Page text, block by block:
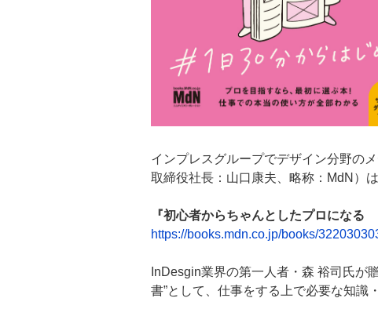
インプレスグループでデザイン分野の
取締役社長：山口康夫、略称：MdN）
『初心者からちゃんとしたプロになる
https://books.mdn.co.jp/books/
InDesgin業界の第一人者・森 裕司氏が
書”として、仕事をする上で必要な知識